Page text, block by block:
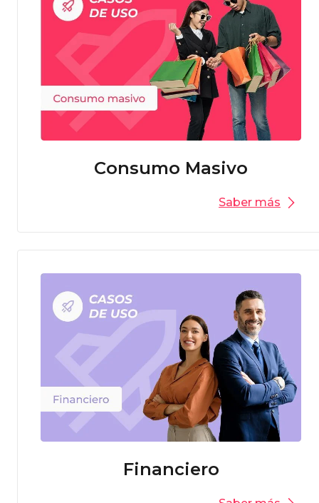
Consumo Masivo
Saber más
Financiero